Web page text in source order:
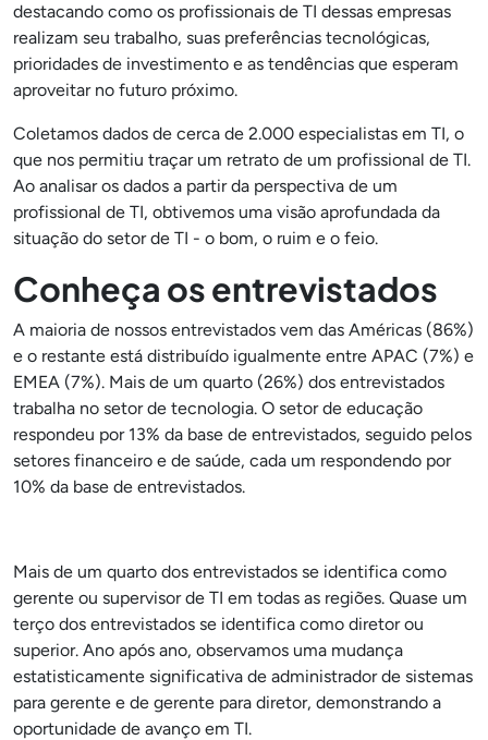
destacando como os profissionais de TI dessas empresas
realizam seu trabalho, suas preferências tecnológicas,
prioridades de investimento e as tendências que esperam
aproveitar no futuro próximo.
Coletamos dados de cerca de 2.000 especialistas em TI, o
que nos permitiu traçar um retrato de um profissional de TI.
Ao analisar os dados a partir da perspectiva de um
profissional de TI, obtivemos uma visão aprofundada da
situação do setor de TI - o bom, o ruim e o feio.
Conheça os entrevistados
A maioria de nossos entrevistados vem das Américas (86%)
e o restante está distribuído igualmente entre APAC (7%) e
EMEA (7%). Mais de um quarto (26%) dos entrevistados
trabalha no setor de tecnologia. O setor de educação
respondeu por 13% da base de entrevistados, seguido pelos
setores financeiro e de saúde, cada um respondendo por
10% da base de entrevistados.
Mais de um quarto dos entrevistados se identifica como
gerente ou supervisor de TI em todas as regiões. Quase um
terço dos entrevistados se identifica como diretor ou
superior. Ano após ano, observamos uma mudança
estatisticamente significativa de administrador de sistemas
para gerente e de gerente para diretor, demonstrando a
oportunidade de avanço em TI.